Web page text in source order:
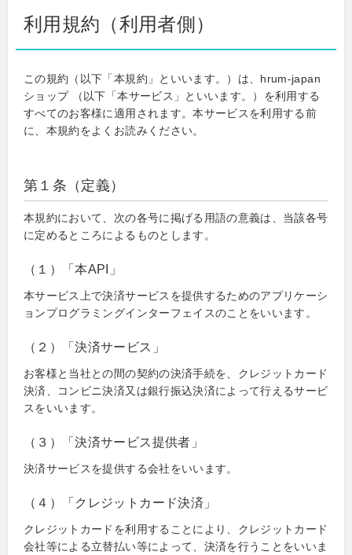
利用規約（利用者側）
この規約（以下「本規約」といいます。）は、hrum-japan
ショップ （以下「本サービス」といいます。）を利用する
すべてのお客様に適用されます。本サービスを利用する前
に、本規約をよくお読みください。
第１条（定義）
本規約において、次の各号に掲げる用語の意義は、当該各号
に定めるところによるものとします。
（１）「本API」
本サービス上で決済サービスを提供するためのアプリケーシ
ョンプログラミングインターフェイスのことをいいます。
（２）「決済サービス」
お客様と当社との間の契約の決済手続を、クレジットカード
決済、コンビニ決済又は銀行振込決済によって行えるサービ
スをいいます。
（３）「決済サービス提供者」
決済サービスを提供する会社をいいます。
（４）「クレジットカード決済」
クレジットカードを利用することにより、クレジットカード
会社等による立替払い等によって、決済を行うことをいいま